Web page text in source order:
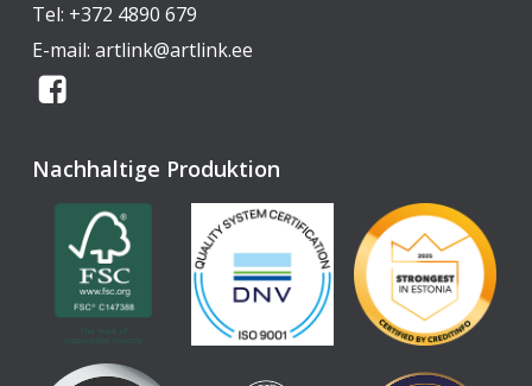
Tel: +372 4890 679
E-mail: artlink@artlink.ee
Nachhaltige Produktion